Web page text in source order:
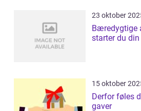
23 oktober
Bæredygtige
starter du
15 oktober
Derfor føles
gaver